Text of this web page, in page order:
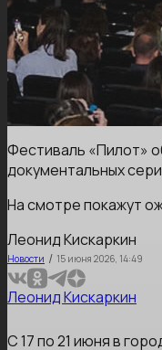
Фестиваль «Пилот»
документальных
На смотре покажут
Леонид Кискаркин
Новости / 15 июня 2026, 14:49
Леонид Кискаркин
С 17 по 21 июня в